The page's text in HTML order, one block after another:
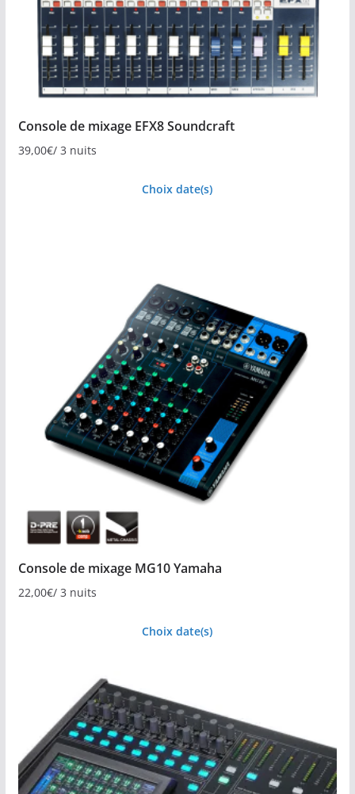
Console de mixage EFX8 Soundcraft
39,00€/ 3 nuits
Choix date(s)
Console de mixage MG10 Yamaha
22,00€/ 3 nuits
Choix date(s)